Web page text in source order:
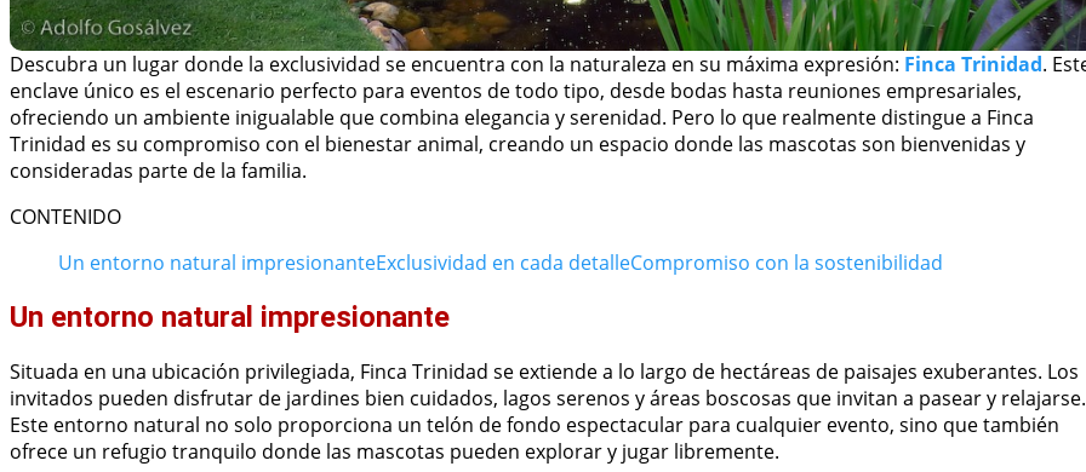
Descubra un lugar donde la exclusividad se encuentra con la naturaleza en su máxima expresión: Finca Trinidad.
enclave único es el escenario perfecto para eventos de todo tipo, desde bodas hasta reuniones empresariales,
ofreciendo un ambiente inigualable que combina elegancia y serenidad. Pero lo que realmente distingue a Finca
Trinidad es su compromiso con el bienestar animal, creando un espacio donde las mascotas son bienvenidas y
consideradas parte de la familia.
CONTENIDO
Un entorno natural impresionanteExclusividad en cada detalleCompromiso con la sostenibilidad
Un entorno natural impresionante
Situada en una ubicación privilegiada, Finca Trinidad se extiende a lo largo de hectáreas de paisajes exuberantes. Los
invitados pueden disfrutar de jardines bien cuidados, lagos serenos y áreas boscosas que invitan a pasear y relajarse.
Este entorno natural no solo proporciona un telón de fondo espectacular para cualquier evento, sino que también
ofrece un refugio tranquilo donde las mascotas pueden explorar y jugar libremente.